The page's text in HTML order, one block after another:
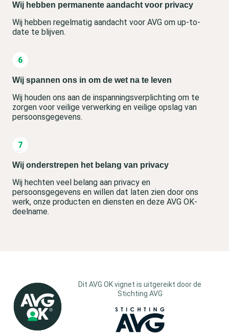
Wij hebben permanente aandacht voor privacy
Wij hebben regelmatig aandacht voor AVG om up-to-
date te blijven.
Wij spannen ons in om de wet na te leven
Wij houden ons aan de inspanningsverplichting om te
zorgen voor veilige verwerking en veilige opslag van
persoonsgegevens.
Wij onderstrepen het belang van privacy
Wij hechten veel belang aan privacy en
persoonsgegevens en willen dat laten zien door ons
werk, onze producten en diensten en deze AVG OK-
deelname.
Dit AVG OK vignet is uitgereikt door de
Stichting AVG